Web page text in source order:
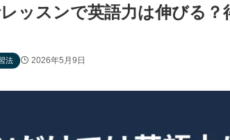
ッスンで英語力は伸びる？
法 2026年5月9日